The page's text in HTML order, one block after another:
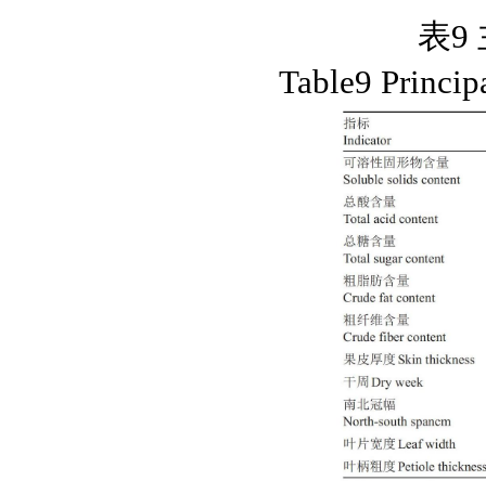
表9
Table9